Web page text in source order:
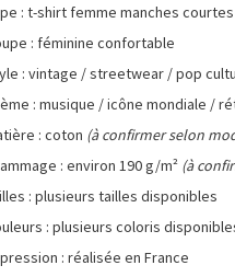
: t-shirt femme manches courtes
: féminine confortable
: vintage / streetwear / pop
: musique / icône mondiale /
: coton (à confirmer selon
: environ 190 g/m² (à
: plusieurs tailles disponibles
: plusieurs coloris
: réalisée en France